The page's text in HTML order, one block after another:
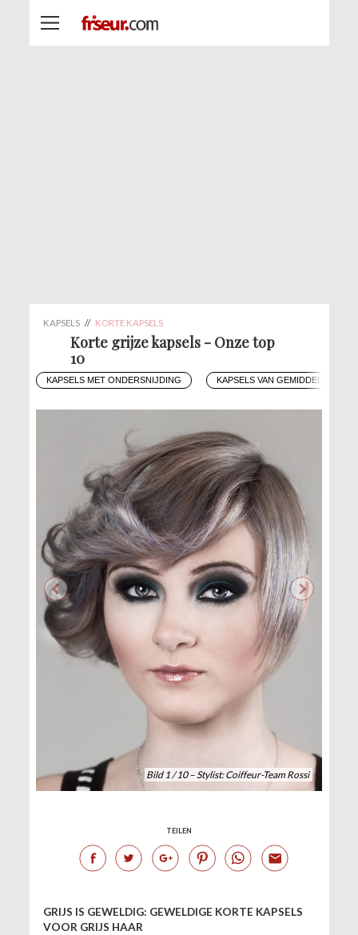
KAPSELS // KORTE KAPSELS
Korte grijze kapsels - Onze top
10
KAPSELS MET ONDERSNIJDING KAPSELS VAN GEMIDDELDE
Bild 1 / 10 – Stylist: Coiffeur-Team Rossi
TEILEN
GRIJS IS GEWELDIG: GEWELDIGE KORTE KAPSELS
VOOR GRIJS HAAR